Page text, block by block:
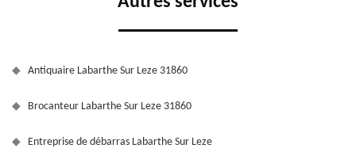
Antiquaire Labarthe Sur Leze 31860
Brocanteur Labarthe Sur Leze 31860
Entreprise de débarras Labarthe Sur Leze